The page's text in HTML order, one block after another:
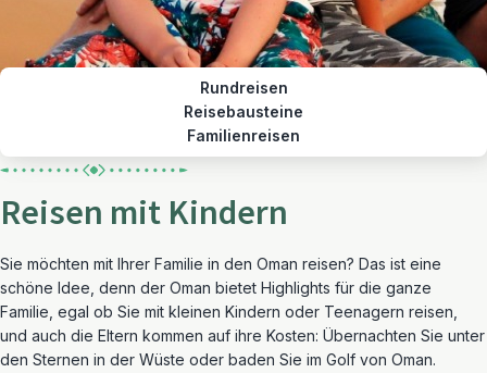
Rundreisen
Reisebausteine
Familienreisen
Reisen mit Kindern
Sie möchten mit Ihrer Familie in den Oman reisen? Das ist eine
schöne Idee, denn der Oman bietet Highlights für die ganze
Familie, egal ob Sie mit kleinen Kindern oder Teenagern reisen,
und auch die Eltern kommen auf ihre Kosten: Übernachten Sie unter
den Sternen in der Wüste oder baden Sie im Golf von Oman.